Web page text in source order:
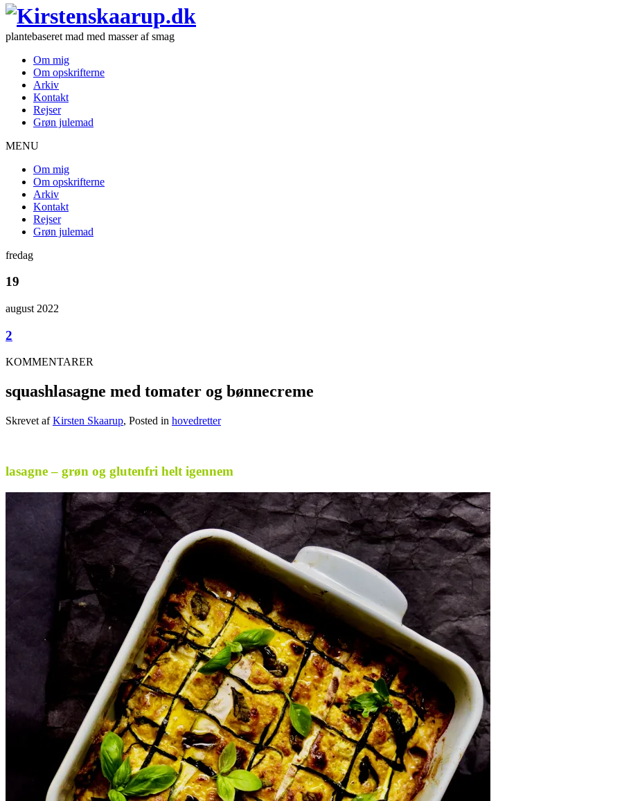
plantebaseret mad med masser af smag
Om mig
Om opskrifterne
Arkiv
Kontakt
Rejser
Grøn julemad
MENU
Om mig
Om opskrifterne
Arkiv
Kontakt
Rejser
Grøn julemad
fredag
19
august 2022
2
KOMMENTARER
squashlasagne med tomater og bønnecreme
Skrevet afKirsten Skaarup, Posted in hovedretter
lasagne – grøn og glutenfri helt igennem